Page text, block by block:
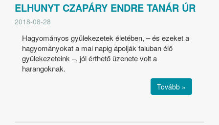
ELHUNYT CZAPÁRY ENDRE TANÁR ÚR
2018-08-28
Hagyományos gyülekezetek életében, – és ezeket a
hagyományokat a mai napig ápolják faluban élő
gyülekezeteink –, jól érthető üzenete volt a
harangoknak.
Tovább »